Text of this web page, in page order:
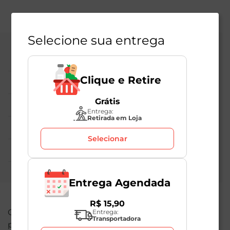
Central de Atendimento
Institucional
Políticas Mambo
Atedimento ao Consumidor
Nossas Redes
O valor total de sua compra poderá ser alterado
por conta dos produtos de peso variável. Em caso
Selecione sua entrega
Clique e Retire
Grátis
Entrega:
Retirada em Loja
Selecionar
Entrega Agendada
R$ 15,90
Entrega:
Transportadora